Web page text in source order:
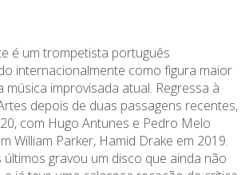
é um trompetista português
internacionalmente como figura maior
música improvisada atual. Regressa à
depois de duas passagens recentes,
com Hugo Antunes e Pedro Melo
William Parker, Hamid Drake em 2019.
últimos gravou um disco que ainda não